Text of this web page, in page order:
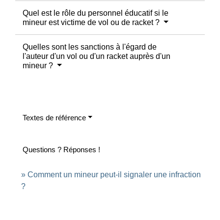
Quel est le rôle du personnel éducatif si le
mineur est victime de vol ou de racket ?
Quelles sont les sanctions à l'égard de
l'auteur d'un vol ou d'un racket auprès d'un
mineur ?
Textes de référence
Questions ? Réponses !
Comment un mineur peut-il signaler une infraction
?